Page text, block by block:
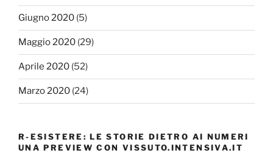
Giugno 2020 (5)
Maggio 2020 (29)
Aprile 2020 (52)
Marzo 2020 (24)
R-ESISTERE: LE STORIE DIETRO AI NUMERI
UNA PREVIEW CON VISSUTO.INTENSIVA.IT